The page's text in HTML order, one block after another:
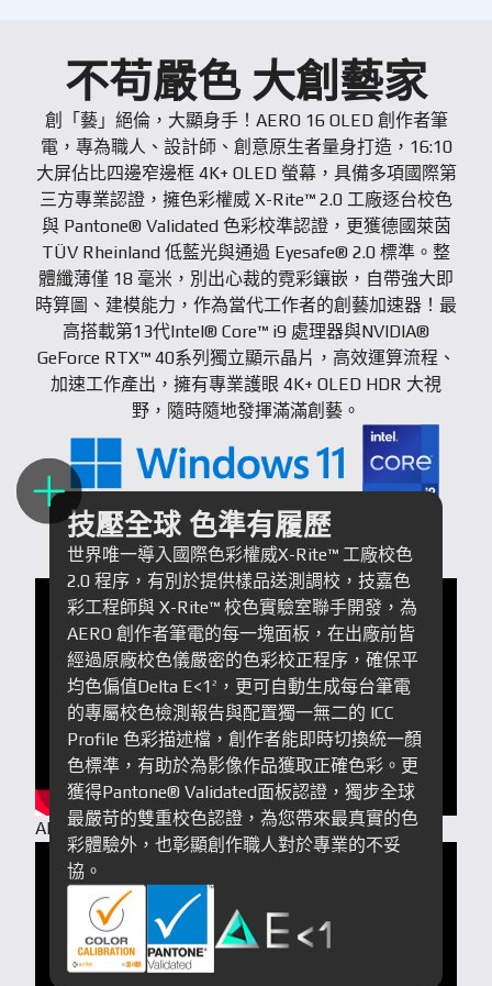
不苟嚴色 大創藝家
創「藝」絕倫，大顯身手！AERO 16 OLED 創作者筆
電，專為職人、設計師、創意原生者量身打造，16:10
大屏佔比四邊窄邊框 4K+ OLED 螢幕，具備多項國際第
三方專業認證，擁色彩權威 X-Rite™ 2.0 工廠逐台校色
與 Pantone® Validated 色彩校準認證，更獲德國萊茵
TÜV Rheinland 低藍光與通過 Eyesafe® 2.0 標準。整
體纖薄僅 18 毫米，別出心裁的霓彩鑲嵌，自帶強大即
時算圖、建模能力，作為當代工作者的創藝加速器！最
高搭載第13代Intel® Core™ i9 處理器與NVIDIA®
GeForce RTX™ 40系列獨立顯示晶片，高效運算流程、
加速工作產出，擁有專業護眼 4K+ OLED HDR 大視
野，隨時隨地發揮滿滿創藝。
AERO 16 OLED 2023 Product Overview
技壓全球 色準有履歷
世界唯一導入國際色彩權威X-Rite™ 工廠校色
2.0 程序，有別於提供樣品送測調校，技嘉色
彩工程師與 X-Rite™ 校色實驗室聯手開發，為
AERO 創作者筆電的每一塊面板，在出廠前皆
經過原廠校色儀嚴密的色彩校正程序，確保平
均色偏值Delta E<1 2
，更可自動生成每台筆電
的專屬校色檢測報告與配置獨一無二的 ICC
Profile 色彩描述檔，創作者能即時切換統一顏
色標準，有助於為影像作品獲取正確色彩。更
獲得Pantone® Validated面板認證，獨步全球
最嚴苛的雙重校色認證，為您帶來最真實的色
彩體驗外，也彰顯創作職人對於專業的不妥
協。